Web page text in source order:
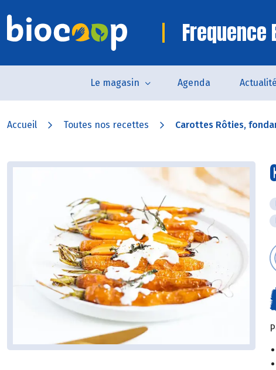
Frequence
Le magasin Agenda
Accueil Toutes nos recettes Carottes Rôties,